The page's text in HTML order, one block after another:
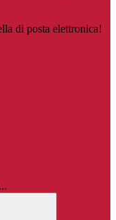
di posta elettronica!